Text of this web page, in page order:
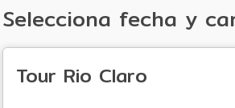
Incluye:
Transporte en vehículo según al número de
Tomarás un delicioso desayuno y almuerzo
Body Rafting: Es similar al rafting
Selecciona fecha y
Tour Rio Claro